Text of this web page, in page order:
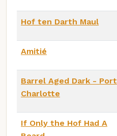
Hof ten Darth Maul
Amitié
Barrel Aged Dark - Port
Charlotte
If Only the Hof Had A